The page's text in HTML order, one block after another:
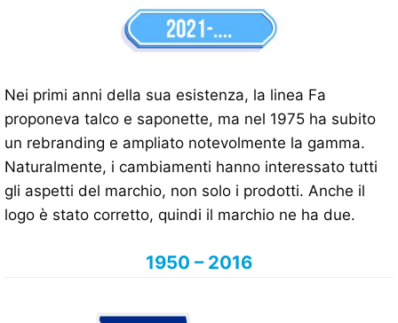
Nei primi anni della sua esistenza, la linea Fa
proponeva talco e saponette, ma nel 1975 ha subito
un rebranding e ampliato notevolmente la gamma.
Naturalmente, i cambiamenti hanno interessato tutti
gli aspetti del marchio, non solo i prodotti. Anche il
logo è stato corretto, quindi il marchio ne ha due.
1950 – 2016